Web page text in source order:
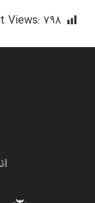
Views: ۷۹۸